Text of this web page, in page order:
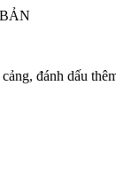
đánh dấu